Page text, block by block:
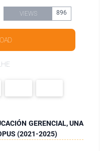
VIEWS 896
GERENCIAL, UNA
(2021-2025)